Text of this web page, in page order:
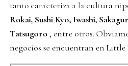
tanto caracteriza a la cultura
Rokai, Sushi Kyo, Iwashi,
Tatsugoro , entre otros.
negocios se encuentran en Little